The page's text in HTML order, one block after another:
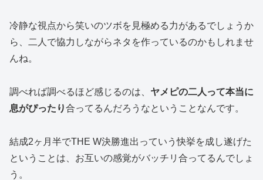
冷静な視点から笑いのツボを見極める力があるでしょうか
ら、二人で協力しながらネタを作っているのかもしれませ
んね。
調べれば調べるほど感じるのは、 ヤメピの二人って本当に
息がぴったり合ってるんだろうなということなんです。
結成2ヶ月半でTHE W決勝進出っていう快挙を成し遂げた
ということは、お互いの感覚がバッチリ合ってるんでしょ
う。